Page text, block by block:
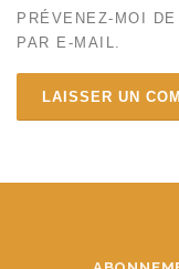
PRÉVENEZ-MOI
PAR E-MAIL.